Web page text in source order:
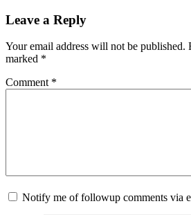
Leave a Reply
Your email address will not be published.
marked *
Comment *
Notify me of followup comments via